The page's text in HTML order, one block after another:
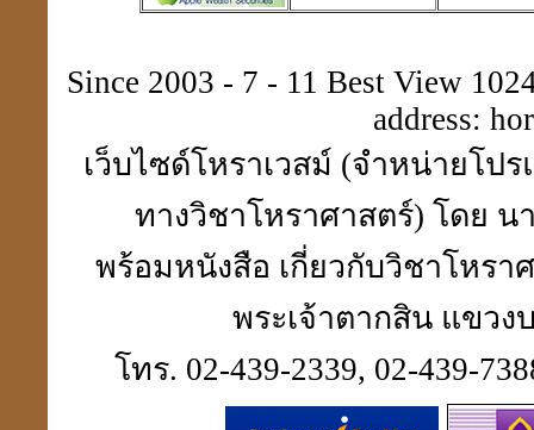
Since 2003 - 7 - 11 Best View
address:
เว็บไซด์โหราเวสม์ (จำหน่ายโป
ทางวิชาโหราศาสตร์) โดย น
พร้อมหนังสือ เกี่ยวกับวิชาโหร
พระเจ้าตากสิน แขวง
โทร. 02-439-2339, 02-439-